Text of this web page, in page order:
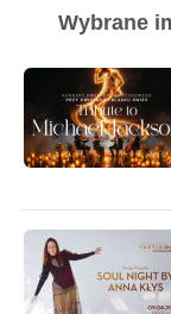
Wybrane